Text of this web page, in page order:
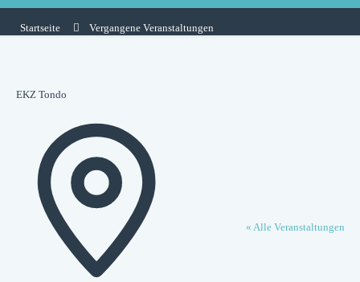
Startseite Vergangene Veranstaltungen
EKZ Tondo
« Alle Veranstaltungen